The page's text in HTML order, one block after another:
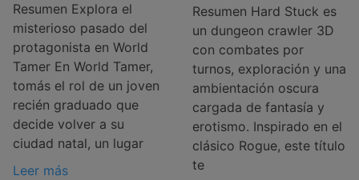
Resumen Explora el
misterioso pasado del
protagonista en World
Tamer En World Tamer,
tomás el rol de un joven
recién graduado que
decide volver a su
ciudad natal, un lugar
Leer más
Resumen Hard Stuck es
un dungeon crawler 3D
con combates por
turnos, exploración y una
ambientación oscura
cargada de fantasía y
erotismo. Inspirado en el
clásico Rogue, este título
te